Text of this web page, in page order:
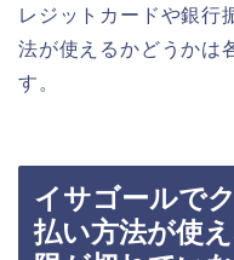
レジットカードや銀行
法が使えるかどうかは
す。
イサゴールで
払い方法が使